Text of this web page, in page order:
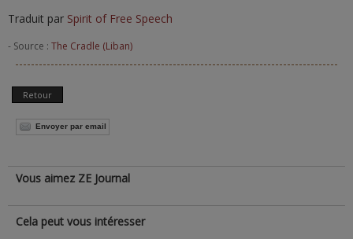
Traduit par Spirit of Free Speech
- Source : The Cradle (Liban)
Retour
Envoyer par email
Vous aimez ZE Journal
Cela peut vous intéresser